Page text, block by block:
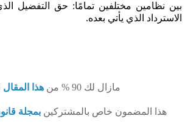
بين نظامين مختلفين تمامًا: حق التفضيل
الاسترداد الذي يأتي بعده.
مازال لك 90 % من هذا المقال
هذا المضمون خاص بالمشتركين بمجلة